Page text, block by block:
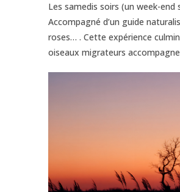
Les samedis soirs (un week-
Accompagné d’un guide
roses… . Cette expérience
oiseaux migrateurs